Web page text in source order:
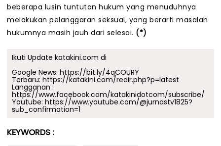
beberapa lusin tuntutan hukum yang menuduhnya
melakukan pelanggaran seksual, yang berarti masalah
hukumnya masih jauh dari selesai. (*)
Ikuti Update katakini.com di
Google News: https://bit.ly/4qCOURY
Terbaru: https://katakini.com/redir.php?p=latest
Langganan :
https://www.facebook.com/katakinidotcom/subscribe/
Youtube: https://www.youtube.com/@jurnastv1825?
sub_confirmation=1
KEYWORDS :